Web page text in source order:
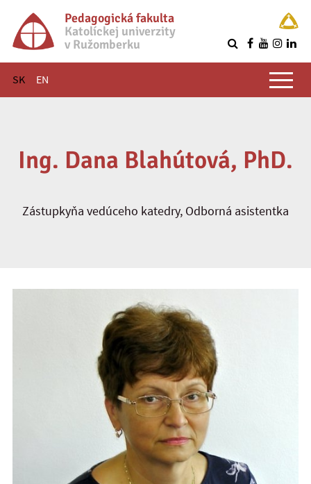
Pedagogická fakulta
Katolíckej univerzity
v Ružomberku
SK EN
Hlavné menu
Ing. Dana Blahútová, PhD.
Zástupkyňa vedúceho katedry, Odborná asistentka